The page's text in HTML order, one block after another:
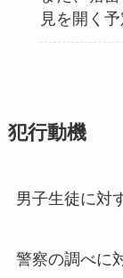
見を開く予
犯行動機
男子生徒に対
警察の調べに